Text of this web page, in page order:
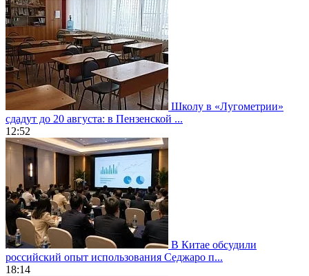
Школу в «Лугометрии»
сдадут до 20 августа: в Пензенской ...
12:52
В Китае обсудили
российский опыт использования Седжаро п...
18:14